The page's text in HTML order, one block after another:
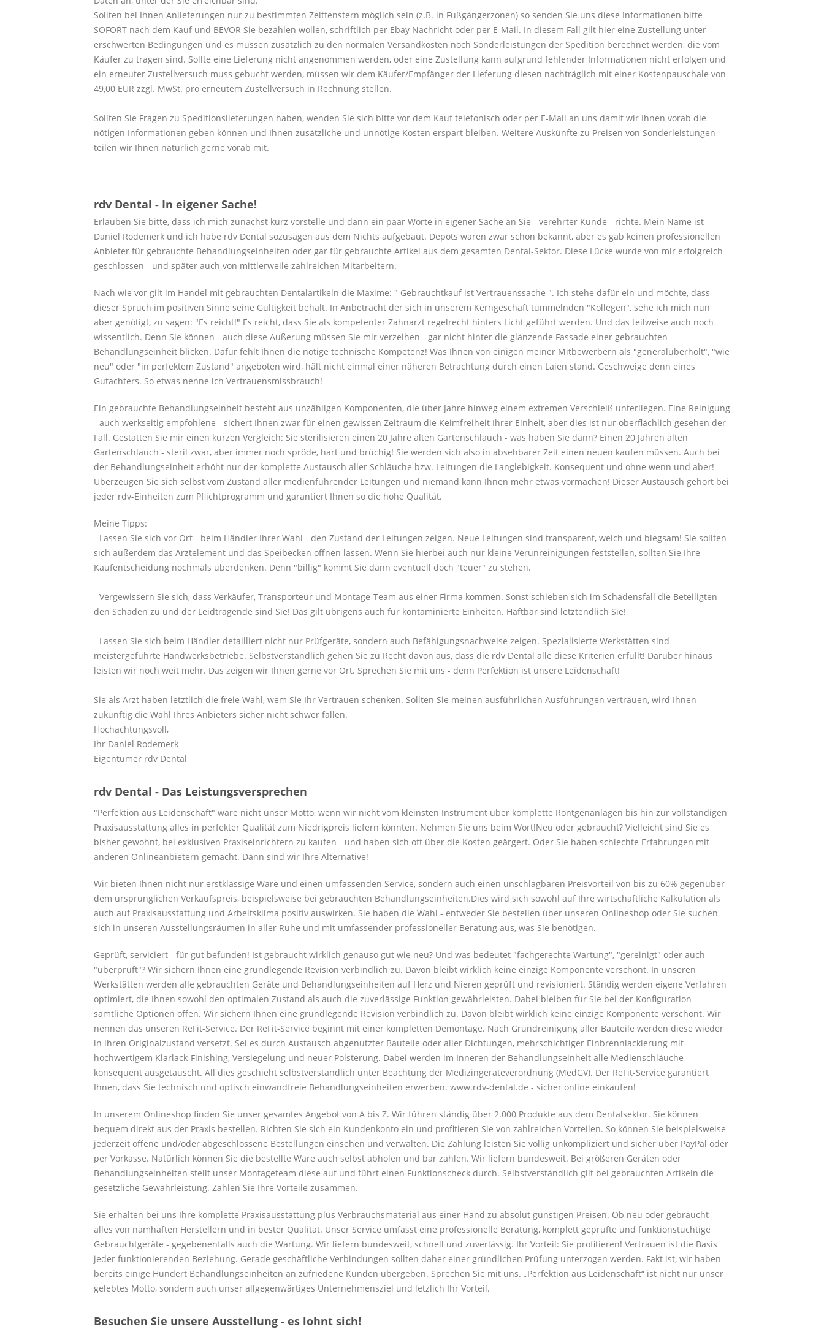
Sollten bei Ihnen Anlieferungen nur zu bestimmten Zeitfenstern möglich sein (z.B. in Fußgängerzonen) so senden Sie uns diese Informationen bitte
SOFORT nach dem Kauf und BEVOR Sie bezahlen wollen, schriftlich per Ebay Nachricht oder per E-Mail. In diesem Fall gilt hier eine Zustellung unter
erschwerten Bedingungen und es müssen zusätzlich zu den normalen Versandkosten noch Sonderleistungen der Spedition berechnet werden, die vom
Käufer zu tragen sind. Sollte eine Lieferung nicht angenommen werden, oder eine Zustellung kann aufgrund fehlender Informationen nicht erfolgen und
ein erneuter Zustellversuch muss gebucht werden, müssen wir dem Käufer/Empfänger der Lieferung diesen nachträglich mit einer Kostenpauschale von
49,00 EUR zzgl. MwSt. pro erneutem Zustellversuch in Rechnung stellen.
Sollten Sie Fragen zu Speditionslieferungen haben, wenden Sie sich bitte vor dem Kauf telefonisch oder per E-Mail an uns damit wir Ihnen vorab die
nötigen Informationen geben können und Ihnen zusätzliche und unnötige Kosten erspart bleiben. Weitere Auskünfte zu Preisen von Sonderleistungen
teilen wir Ihnen natürlich gerne vorab mit.
rdv Dental - In eigener Sache!
Erlauben Sie bitte, dass ich mich zunächst kurz vorstelle und dann ein paar Worte in eigener Sache an Sie - verehrter Kunde - richte. Mein Name ist
Daniel Rodemerk und ich habe rdv Dental sozusagen aus dem Nichts aufgebaut. Depots waren zwar schon bekannt, aber es gab keinen professionellen
Anbieter für gebrauchte Behandlungseinheiten oder gar für gebrauchte Artikel aus dem gesamten Dental-Sektor. Diese Lücke wurde von mir erfolgreich
geschlossen - und später auch von mittlerweile zahlreichen Mitarbeitern.
Nach wie vor gilt im Handel mit gebrauchten Dentalartikeln die Maxime: " Gebrauchtkauf ist Vertrauenssache ". Ich stehe dafür ein und möchte, dass
dieser Spruch im positiven Sinne seine Gültigkeit behält. In Anbetracht der sich in unserem Kerngeschäft tummelnden "Kollegen", sehe ich mich nun
aber genötigt, zu sagen: "Es reicht!" Es reicht, dass Sie als kompetenter Zahnarzt regelrecht hinters Licht geführt werden. Und das teilweise auch noch
wissentlich. Denn Sie können - auch diese Äußerung müssen Sie mir verzeihen - gar nicht hinter die glänzende Fassade einer gebrauchten
Behandlungseinheit blicken. Dafür fehlt Ihnen die nötige technische Kompetenz! Was Ihnen von einigen meiner Mitbewerbern als "generalüberholt", "wie
neu" oder "in perfektem Zustand" angeboten wird, hält nicht einmal einer näheren Betrachtung durch einen Laien stand. Geschweige denn eines
Gutachters. So etwas nenne ich Vertrauensmissbrauch!
Ein gebrauchte Behandlungseinheit besteht aus unzähligen Komponenten, die über Jahre hinweg einem extremen Verschleiß unterliegen. Eine Reinigung
- auch werkseitig empfohlene - sichert Ihnen zwar für einen gewissen Zeitraum die Keimfreiheit Ihrer Einheit, aber dies ist nur oberflächlich gesehen der
Fall. Gestatten Sie mir einen kurzen Vergleich: Sie sterilisieren einen 20 Jahre alten Gartenschlauch - was haben Sie dann? Einen 20 Jahren alten
Gartenschlauch - steril zwar, aber immer noch spröde, hart und brüchig! Sie werden sich also in absehbarer Zeit einen neuen kaufen müssen. Auch bei
der Behandlungseinheit erhöht nur der komplette Austausch aller Schläuche bzw. Leitungen die Langlebigkeit. Konsequent und ohne wenn und aber!
Überzeugen Sie sich selbst vom Zustand aller medienführender Leitungen und niemand kann Ihnen mehr etwas vormachen! Dieser Austausch gehört bei
jeder rdv-Einheiten zum Pflichtprogramm und garantiert Ihnen so die hohe Qualität.
Meine Tipps:
- Lassen Sie sich vor Ort - beim Händler Ihrer Wahl - den Zustand der Leitungen zeigen. Neue Leitungen sind transparent, weich und biegsam! Sie sollten
sich außerdem das Arztelement und das Speibecken öffnen lassen. Wenn Sie hierbei auch nur kleine Verunreinigungen feststellen, sollten Sie Ihre
Kaufentscheidung nochmals überdenken. Denn "billig" kommt Sie dann eventuell doch "teuer" zu stehen.
- Vergewissern Sie sich, dass Verkäufer, Transporteur und Montage-Team aus einer Firma kommen. Sonst schieben sich im Schadensfall die Beteiligten
den Schaden zu und der Leidtragende sind Sie! Das gilt übrigens auch für kontaminierte Einheiten. Haftbar sind letztendlich Sie!
- Lassen Sie sich beim Händler detailliert nicht nur Prüfgeräte, sondern auch Befähigungsnachweise zeigen. Spezialisierte Werkstätten sind
meistergeführte Handwerksbetriebe. Selbstverständlich gehen Sie zu Recht davon aus, dass die rdv Dental alle diese Kriterien erfüllt! Darüber hinaus
leisten wir noch weit mehr. Das zeigen wir Ihnen gerne vor Ort. Sprechen Sie mit uns - denn Perfektion ist unsere Leidenschaft!
Sie als Arzt haben letztlich die freie Wahl, wem Sie Ihr Vertrauen schenken. Sollten Sie meinen ausführlichen Ausführungen vertrauen, wird Ihnen
zukünftig die Wahl Ihres Anbieters sicher nicht schwer fallen.
Hochachtungsvoll,
Ihr Daniel Rodemerk
Eigentümer rdv Dental
rdv Dental - Das Leistungsversprechen
"Perfektion aus Leidenschaft" wäre nicht unser Motto, wenn wir nicht vom kleinsten Instrument über komplette Röntgenanlagen bis hin zur vollständigen
Praxisausstattung alles in perfekter Qualität zum Niedrigpreis liefern könnten. Nehmen Sie uns beim Wort!Neu oder gebraucht? Vielleicht sind Sie es
bisher gewohnt, bei exklusiven Praxiseinrichtern zu kaufen - und haben sich oft über die Kosten geärgert. Oder Sie haben schlechte Erfahrungen mit
anderen Onlineanbietern gemacht. Dann sind wir Ihre Alternative!
Wir bieten Ihnen nicht nur erstklassige Ware und einen umfassenden Service, sondern auch einen unschlagbaren Preisvorteil von bis zu 60% gegenüber
dem ursprünglichen Verkaufspreis, beispielsweise bei gebrauchten Behandlungseinheiten.Dies wird sich sowohl auf Ihre wirtschaftliche Kalkulation als
auch auf Praxisausstattung und Arbeitsklima positiv auswirken. Sie haben die Wahl - entweder Sie bestellen über unseren Onlineshop oder Sie suchen
sich in unseren Ausstellungsräumen in aller Ruhe und mit umfassender professioneller Beratung aus, was Sie benötigen.
Geprüft, serviciert - für gut befunden! Ist gebraucht wirklich genauso gut wie neu? Und was bedeutet "fachgerechte Wartung", "gereinigt" oder auch
"überprüft"? Wir sichern Ihnen eine grundlegende Revision verbindlich zu. Davon bleibt wirklich keine einzige Komponente verschont. In unseren
Werkstätten werden alle gebrauchten Geräte und Behandlungseinheiten auf Herz und Nieren geprüft und revisioniert. Ständig werden eigene Verfahren
optimiert, die Ihnen sowohl den optimalen Zustand als auch die zuverlässige Funktion gewährleisten. Dabei bleiben für Sie bei der Konfiguration
sämtliche Optionen offen. Wir sichern Ihnen eine grundlegende Revision verbindlich zu. Davon bleibt wirklich keine einzige Komponente verschont. Wir
nennen das unseren ReFit-Service. Der ReFit-Service beginnt mit einer kompletten Demontage. Nach Grundreinigung aller Bauteile werden diese wieder
in ihren Originalzustand versetzt. Sei es durch Austausch abgenutzter Bauteile oder aller Dichtungen, mehrschichtiger Einbrennlackierung mit
hochwertigem Klarlack-Finishing, Versiegelung und neuer Polsterung. Dabei werden im Inneren der Behandlungseinheit alle Medienschläuche
konsequent ausgetauscht. All dies geschieht selbstverständlich unter Beachtung der Medizingeräteverordnung (MedGV). Der ReFit-Service garantiert
Ihnen, dass Sie technisch und optisch einwandfreie Behandlungseinheiten erwerben. www.rdv-dental.de - sicher online einkaufen!
In unserem Onlineshop finden Sie unser gesamtes Angebot von A bis Z. Wir führen ständig über 2.000 Produkte aus dem Dentalsektor. Sie können
bequem direkt aus der Praxis bestellen. Richten Sie sich ein Kundenkonto ein und profitieren Sie von zahlreichen Vorteilen. So können Sie beispielsweise
jederzeit offene und/oder abgeschlossene Bestellungen einsehen und verwalten. Die Zahlung leisten Sie völlig unkompliziert und sicher über PayPal oder
per Vorkasse. Natürlich können Sie die bestellte Ware auch selbst abholen und bar zahlen. Wir liefern bundesweit. Bei größeren Geräten oder
Behandlungseinheiten stellt unser Montageteam diese auf und führt einen Funktionscheck durch. Selbstverständlich gilt bei gebrauchten Artikeln die
gesetzliche Gewährleistung. Zählen Sie Ihre Vorteile zusammen.
Sie erhalten bei uns Ihre komplette Praxisausstattung plus Verbrauchsmaterial aus einer Hand zu absolut günstigen Preisen. Ob neu oder gebraucht -
alles von namhaften Herstellern und in bester Qualität. Unser Service umfasst eine professionelle Beratung, komplett geprüfte und funktionstüchtige
Gebrauchtgeräte - gegebenenfalls auch die Wartung. Wir liefern bundesweit, schnell und zuverlässig. Ihr Vorteil: Sie profitieren! Vertrauen ist die Basis
jeder funktionierenden Beziehung. Gerade geschäftliche Verbindungen sollten daher einer gründlichen Prüfung unterzogen werden. Fakt ist, wir haben
bereits einige Hundert Behandlungseinheiten an zufriedene Kunden übergeben. Sprechen Sie mit uns. „Perfektion aus Leidenschaft“ ist nicht nur unser
gelebtes Motto, sondern auch unser allgegenwärtiges Unternehmensziel und letzlich Ihr Vorteil.
Besuchen Sie unsere Ausstellung - es lohnt sich!